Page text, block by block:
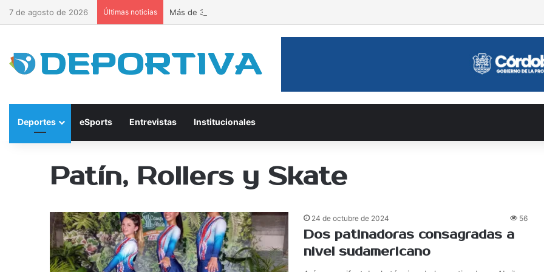
7 de agosto de 2026 Últimas noticias Más de 300 ciclistas inauguraron «Ciclismo Seguro» en el Autódromo
Deportes eSports Entrevistas Institucionales
Patín, Rollers y Skate
24 de octubre de 2024 56
Dos patinadoras consagradas a
nivel sudamericano